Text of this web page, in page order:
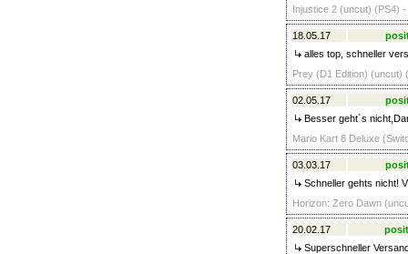
Injustice 2 (uncut) (PS4) -
18.05.17
alles top, schneller
Prey (D1 Edition) (uncut)
02.05.17
Besser geht´s
Mario Kart 8 Deluxe
03.03.17
Schneller gehts nicht!
Horizon: Zero Dawn
20.02.17
Superschneller